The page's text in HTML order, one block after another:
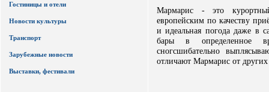
Гостиницы и отели
Новости культуры
Транспорт
Зарубежные новости
Выставки, фестивали
Мармарис - это
европейским по качеству
и идеальная погода даже в
бары в определенное
сногсшибательно
отличают Мармарис от